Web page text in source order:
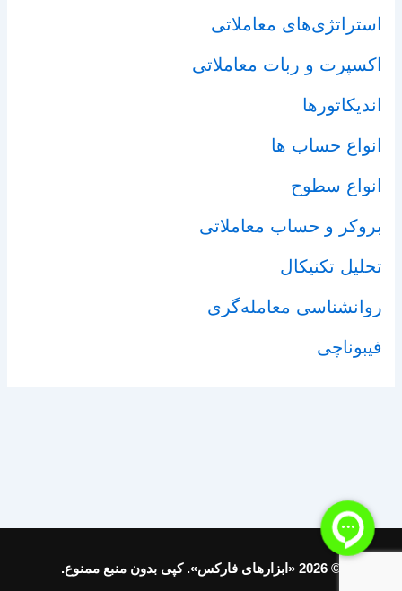
استراتژی‌های معاملاتی
اکسپرت و ربات معاملاتی
اندیکاتورها
انواع حساب ها
انواع سطوح
بروکر و حساب معاملاتی
تحلیل تکنیکال
روانشناسی معامله‌گری
فیبوناچی
© 2026 «ابزارهای فارکس». کپی بدون منبع ممنوع.